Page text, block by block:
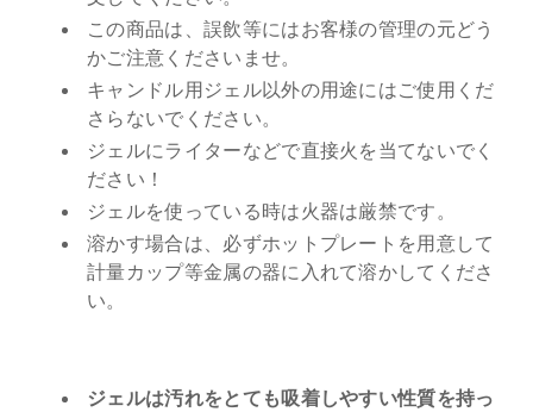
この商品は、誤飲等にはお客様の管理の元どう
かご注意くださいませ。
キャンドル用ジェル以外の用途にはご使用くだ
さらないでください。
ジェルにライターなどで直接火を当てないでく
ださい！
ジェルを使っている時は火器は厳禁です。
溶かす場合は、必ずホットプレートを用意して
計量カップ等金属の器に入れて溶かしてくださ
い。
ジェルは汚れをとても吸着しやすい性質を持っ